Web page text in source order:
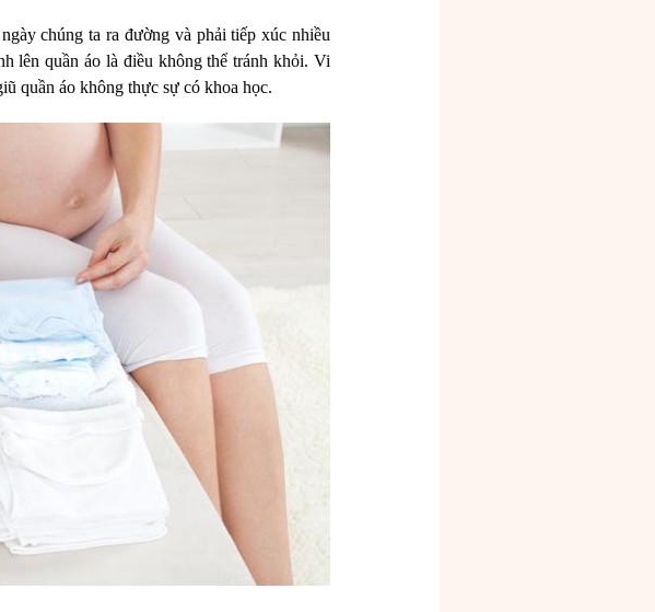
chúng ta ra đường và phải tiếp xúc nhiều
lên quần áo là điều không thể tránh khỏi. Vi
quần áo không thực sự có khoa học.